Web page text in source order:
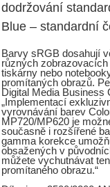
dodržování
Blue – standardní
Barvy sRGB dosahují
různých
tiskárny nebo
promítaných obrazů.
Digital Media Business
„Implementací
vyrovnávání barev
MP720/MP620 je
současně i rozšířené
gamma korekce
obsažených v
můžete vychutnávat
promítaného obrazu.“